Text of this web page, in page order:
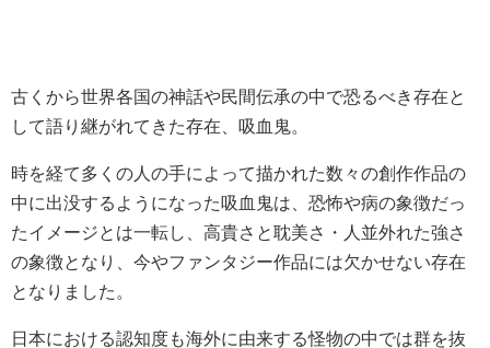
古くから世界各国の神話や民間伝承の中で恐るべき存在と
して語り継がれてきた存在、吸血鬼。
時を経て多くの人の手によって描かれた数々の創作作品の
中に出没するようになった吸血鬼は、恐怖や病の象徴だっ
たイメージとは一転し、高貴さと耽美さ・人並外れた強さ
の象徴となり、今やファンタジー作品には欠かせない存在
となりました。
日本における認知度も海外に由来する怪物の中では群を抜